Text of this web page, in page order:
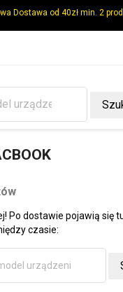
Dostawa od 40zł min. 2
Po dostawie pojawią się
czasie: